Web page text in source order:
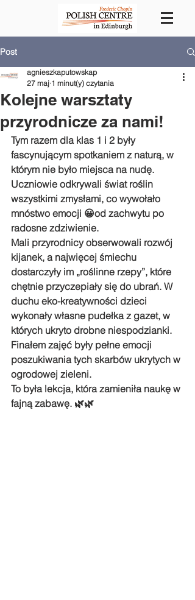
Post
Kolejne warsztaty
przyrodnicze za nami!
agnieszkaputowskap
27 maj 1 minut(y) czytania
Tym razem dla klas 1 i 2 były
fascynującym spotkaniem z naturą, w
którym nie było miejsca na nudę.
Uczniowie odkrywali świat roślin
wszystkimi zmysłami, co wywołało
mnóstwo emocji 😀od zachwytu po
radosne zdziwienie.
Mali przyrodnicy obserwowali rozwój
kijanek, a najwięcej śmiechu
dostarczyły im „roślinne rzepy”, które
chętnie przyczepiały się do ubrań. W
duchu eko-kreatywności dzieci
wykonały własne pudełka z gazet, w
których ukryto drobne niespodzianki.
Finałem zajęć były pełne emocji
poszukiwania tych skarbów ukrytych w
ogrodowej zieleni.
To była lekcja, która zamieniła naukę w
fajną zabawę. 🌿🌿